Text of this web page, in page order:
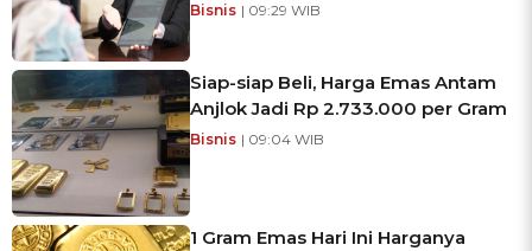
Bisnis | 09:29 WIB
Siap-siap Beli, Harga Emas Antam
Anjlok Jadi Rp 2.733.000 per Gram
Bisnis | 09:04 WIB
1 Gram Emas Hari Ini Harganya